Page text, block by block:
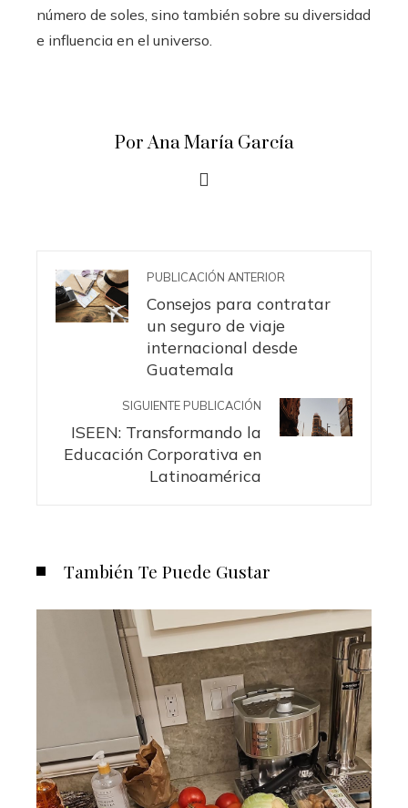
número de soles, sino también sobre su diversidad
e influencia en el universo.
Por Ana María García
PUBLICACIÓN ANTERIOR
Consejos para contratar
un seguro de viaje
internacional desde
Guatemala
SIGUIENTE PUBLICACIÓN
ISEEN: Transformando la
Educación Corporativa en
Latinoamérica
También Te Puede Gustar